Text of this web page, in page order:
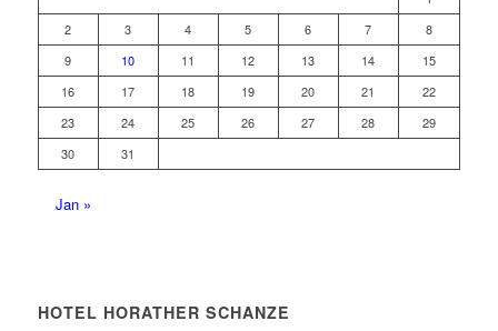
2
3 4 5 6 7
8
9
10 11 12 13 14
15
16
17 18 19 20 21
22
23
24 25 26 27 28
29
30
31
Jan »
HOTEL HORATHER SCHANZE